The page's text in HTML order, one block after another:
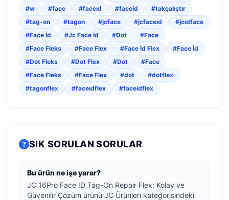
#w
#face #faceıd #faceid
#takçalıştır
#tag-on
#tagon #jcface #jcfaceıd
#jcıdface
#Face İd
#Jc Face İd #Dot
#Face
#Face Fleks
#Face Flex #Face İd Flex
#Face İd
#Dot Fleks
#Dot Flex #Dot
#Face
#Face Fleks
#Face Flex #dot
#dotflex
#tagonflex
#faceıdflex #faceidflex
SIK SORULAN SORULAR
Bu ürün ne işe yarar?
JC 16Pro Face ID Tag-On Repair Flex: Kolay ve
Güvenilir Çözüm ürünü JC Ürünleri kategorisindeki